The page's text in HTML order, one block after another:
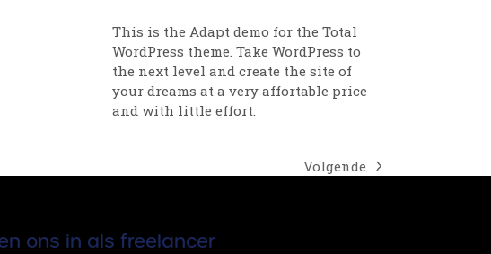
This is the Adapt demo for the Total
WordPress theme. Take WordPress to
the next level and create the site of
your dreams at a very affortable price
and with little effort.
next
Volgende
ons in als freelancer